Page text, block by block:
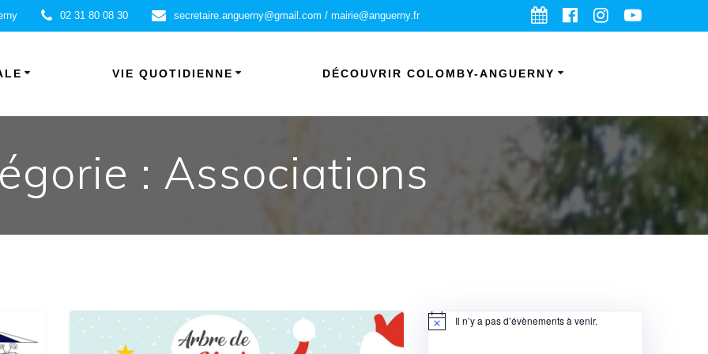
02 31 80 08 30 secretaire.anguerny@gmail.com / mairie@anguerny.fr
VIE QUOTIDIENNE DÉCOUVRIR COLOMBY-ANGUERNY
: Associations
Notice Il n’y a pas d’évènements à venir.